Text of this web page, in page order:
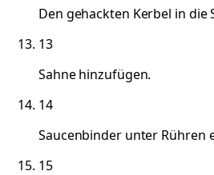
Den gehackten Kerbel in die
13
Sahne hinzufügen.
14
Saucenbinder unter Rühren
15